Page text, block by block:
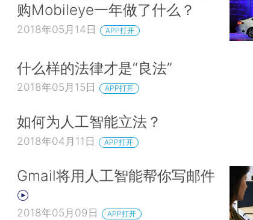
购Mobileye一年做了什么？
2018年05月14日 APP打开
什么样的法律才是“良法”
2018年05月15日 APP打开
如何为人工智能立法？
2018年04月11日 APP打开
Gmail将用人工智能帮你写邮件
2018年05月09日 APP打开